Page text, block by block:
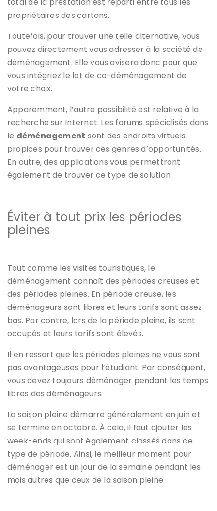
propriétaires des cartons.
Toutefois, pour trouver une telle alternative, vous
pouvez directement vous adresser à la société de
déménagement. Elle vous avisera donc pour que
vous intégriez le lot de co-déménagement de
votre choix.
Apparemment, l’autre possibilité est relative à la
recherche sur Internet. Les forums spécialisés dans
le déménagement sont des endroits virtuels
propices pour trouver ces genres d’opportunités.
En outre, des applications vous permettront
également de trouver ce type de solution.
Éviter à tout prix les périodes
pleines
Tout comme les visites touristiques, le
déménagement connaît des périodes creuses et
des périodes pleines. En période creuse, les
déménageurs sont libres et leurs tarifs sont assez
bas. Par contre, lors de la période pleine, ils sont
occupés et leurs tarifs sont élevés.
Il en ressort que les périodes pleines ne vous sont
pas avantageuses pour l’étudiant. Par conséquent,
vous devez toujours déménager pendant les temps
libres des déménageurs.
La saison pleine démarre généralement en juin et
se termine en octobre. À cela, il faut ajouter les
week-ends qui sont également classés dans ce
type de période. Ainsi, le meilleur moment pour
déménager est un jour de la semaine pendant les
mois autres que ceux de la saison pleine.